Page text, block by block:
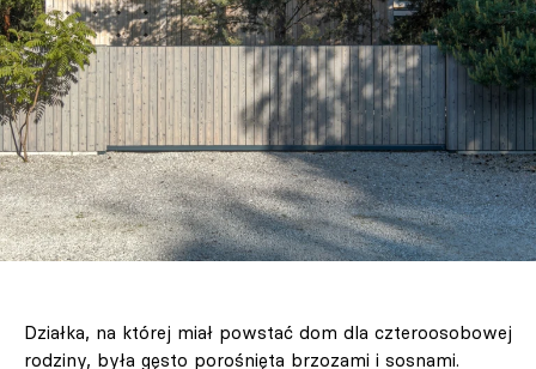
Działka, na której miał powstać dom dla czteroosobowej
rodziny, była gęsto porośnięta brzozami i sosnami.